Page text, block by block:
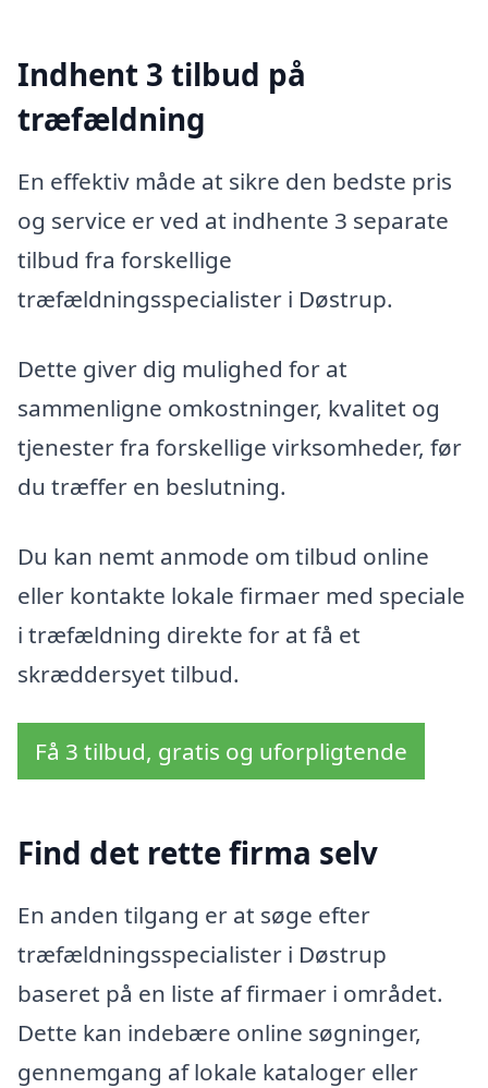
Indhent 3 tilbud på
træfældning
En effektiv måde at sikre den bedste pris
og service er ved at indhente 3 separate
tilbud fra forskellige
træfældningsspecialister i Døstrup.
Dette giver dig mulighed for at
sammenligne omkostninger, kvalitet og
tjenester fra forskellige virksomheder, før
du træffer en beslutning.
Du kan nemt anmode om tilbud online
eller kontakte lokale firmaer med speciale
i træfældning direkte for at få et
skræddersyet tilbud.
Få 3 tilbud, gratis og uforpligtende
Find det rette firma selv
En anden tilgang er at søge efter
træfældningsspecialister i Døstrup
baseret på en liste af firmaer i området.
Dette kan indebære online søgninger,
gennemgang af lokale kataloger eller